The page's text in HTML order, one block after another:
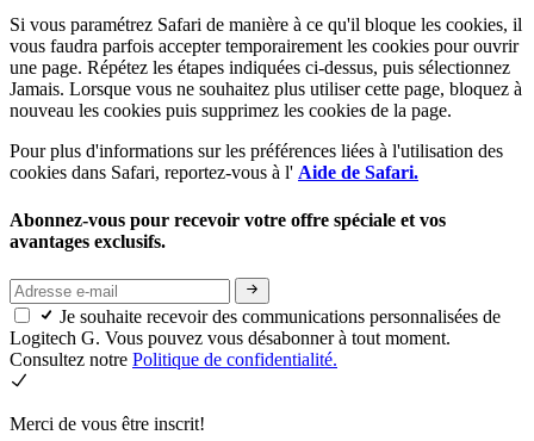
Si vous paramétrez Safari de manière à ce qu'il bloque les cookies, il
vous faudra parfois accepter temporairement les cookies pour ouvrir
une page. Répétez les étapes indiquées ci-dessus, puis sélectionnez
Jamais. Lorsque vous ne souhaitez plus utiliser cette page, bloquez à
nouveau les cookies puis supprimez les cookies de la page.
Pour plus d'informations sur les préférences liées à l'utilisation des
cookies dans Safari, reportez-vous à l' Aide de Safari.
Abonnez-vous pour recevoir votre offre spéciale et vos
avantages exclusifs.
Je souhaite recevoir des communications personnalisées de
Logitech G. Vous pouvez vous désabonner à tout moment.
Consultez notre Politique de confidentialité.
Merci de vous être inscrit!